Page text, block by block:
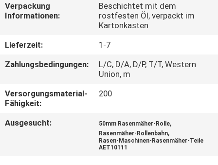
SIE
UNS
IN
NACHRICHTEN
Verpackung
Informationen:
Beschichtet mit dem
rostfesten Öl, verpackt im
Kartonkasten
Lieferzeit:
1-7
Zahlungsbedingungen:
L/C, D/A, D/P, T/T, Western
Union, m
Versorgungsmaterial-
Fähigkeit:
200
Ausgesucht: 50mm Rasenmäher-Rolle,
Rasenmäher-Rollenbahn,
Rasen-Maschinen-Rasenmäher-Teile
AET10111